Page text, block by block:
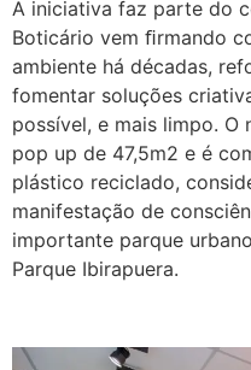
A iniciativa faz parte do
Boticário vem ﬁrmando
ambiente há décadas,
fomentar soluções
possível, e mais limpo. O
pop up de 47,5m2 e é
plástico reciclado,
manifestação de
importante parque
Parque Ibirapuera.